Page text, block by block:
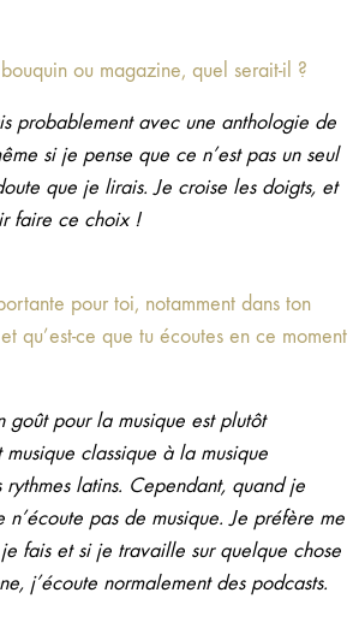
ou magazine, quel serait-il ?
probablement avec une anthologie de
si je pense que ce n’est pas un seul
que je lirais. Je croise les doigts, et
faire ce choix !
pour toi, notamment dans ton
qu’est-ce que tu écoutes en ce moment
goût pour la musique est plutôt
classique à la musique
rythmes latins. Cependant, quand je
pas de musique. Je préfère me
fais et si je travaille sur quelque chose
j’écoute normalement des podcasts.